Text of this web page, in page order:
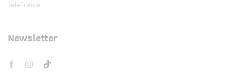
Teléfonos
Newsletter